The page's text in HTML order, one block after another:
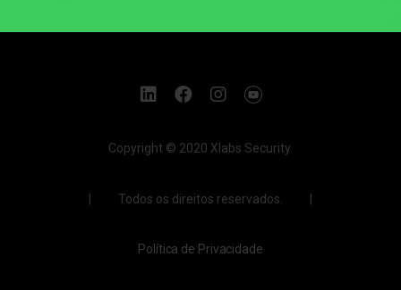
Copyright © 2020 Xlabs Security.
| Todos os direitos reservados. |
Política de Privacidade